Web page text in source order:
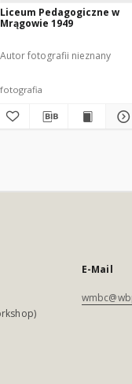
Liceum Pedagogiczne w
Mrągowie 1949
Autor fotografii nieznany
fotografia
E-Mail